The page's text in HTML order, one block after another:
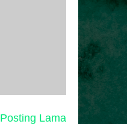
Posting Lama